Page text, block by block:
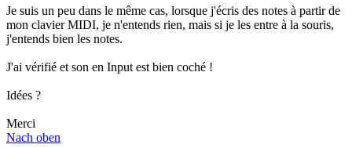
Je suis un peu dans le même cas, lorsque j'écris des notes à partir de
mon clavier MIDI, je n'entends rien, mais si je les entre à la souris,
j'entends bien les notes.
J'ai vérifié et son en Input est bien coché !
Idées ?
Merci
Nach oben